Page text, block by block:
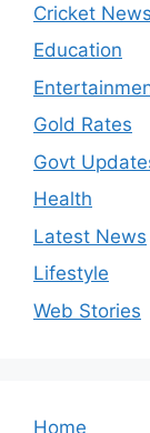
Cricket News
Education
Gold Rates
Govt
Health
Latest News
Lifestyle
Web Stories
Home